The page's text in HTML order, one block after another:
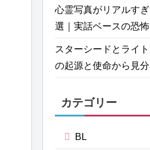
心霊写真がリアルす
選｜実話ベースの恐
スターシードとライ
の起源と使命から見
カテゴリー
BL